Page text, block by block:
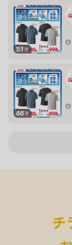
51枚
46枚